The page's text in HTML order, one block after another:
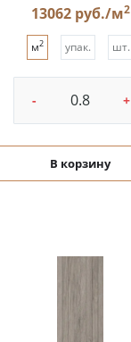
13062 руб./м2
м2 упак. шт.
- +
В корзину